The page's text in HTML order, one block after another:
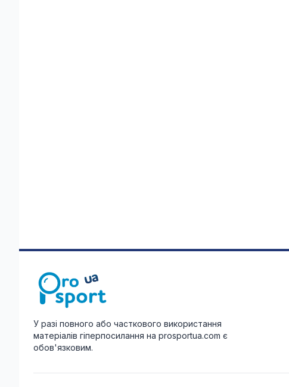
У разі повного або часткового використання
матеріалів гіперпосилання на prosportua.com є
обов'язковим.